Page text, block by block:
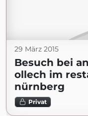
29 März 2015
Besuch bei
ollech im
nürnberg
Privat